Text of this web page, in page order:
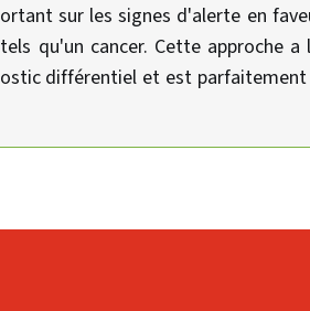
sur les signes d'alerte en
qu'un cancer. Cette approche
différentiel et est parfaitement